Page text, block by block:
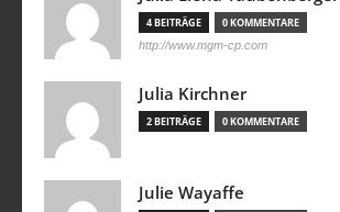
4 BEITRÄGE 0 KOMMENTARE
http://www.mgm-cp.com
Julia Kirchner
2 BEITRÄGE 0 KOMMENTARE
Julie Wayaffe